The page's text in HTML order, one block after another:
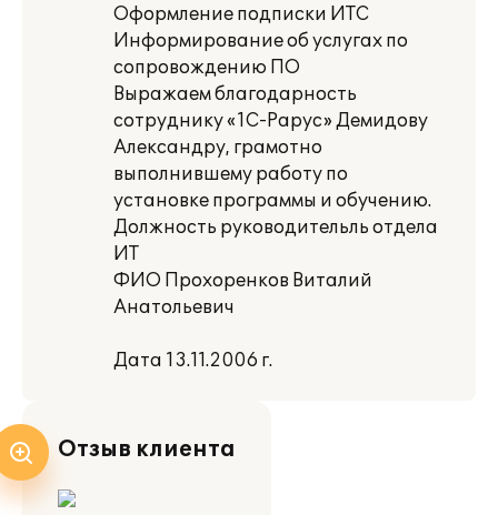
Оформление подписки ИТС
Информирование об услугах по
сопровождению ПО
Выражаем благодарность
сотруднику «1С-Рарус» Демидову
Александру, грамотно
выполнившему работу по
установке программы и обучению.
Должность руководительль отдела
ИТ
ФИО Прохоренков Виталий
Анатольевич
Дата 13.11.2006 г.
Отзыв клиента